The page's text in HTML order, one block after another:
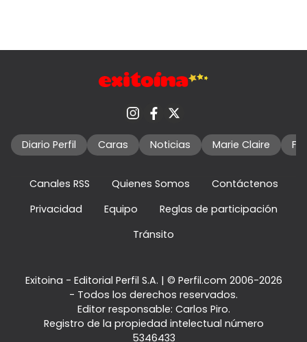
Diario Perfil Caras Noticias Marie Claire
Canales RSS Quienes Somos
Contáctenos
Privacidad
Equipo
Reglas de participación
Tránsito
Exitoina - Editorial Perfil S.A. | © Perfil.com 2006-2026
- Todos los derechos reservados.
Editor responsable: Carlos Piro.
Registro de la propiedad intelectual número
5346433